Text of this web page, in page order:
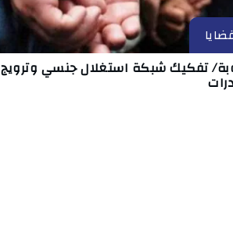
تفكيك شبكة استغلال جنسي وترويج